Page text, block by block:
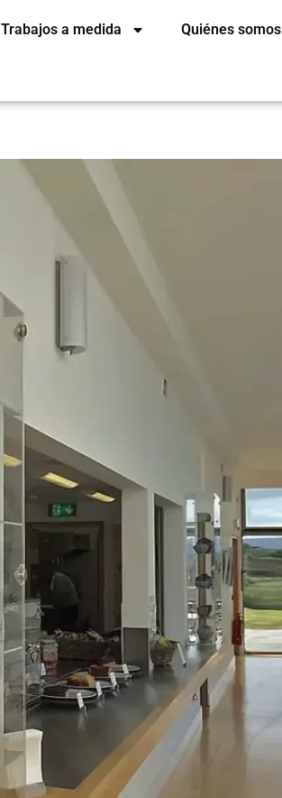
Trabajos a medida Quiénes somos